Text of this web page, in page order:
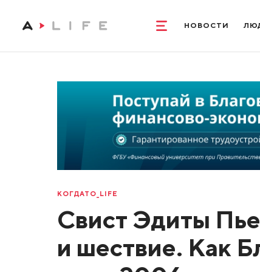
НОВОСТИ
КОГДАТО_LIFE
Свист Эдиты
и шествие. Как